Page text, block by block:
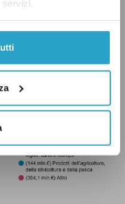
Paese (quasi 14